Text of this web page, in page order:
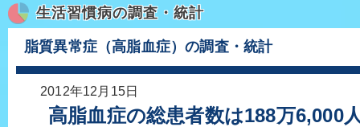
脂肪肝／NAFLD／NASH
アルコール肝疾患
ロコモティブシンドローム／サルコペニア／フレイル
生活習慣病の調査・統計
脂質異常症（高脂血症）の調査・統計
2012年12月15日
高脂血症の総患者数は188万